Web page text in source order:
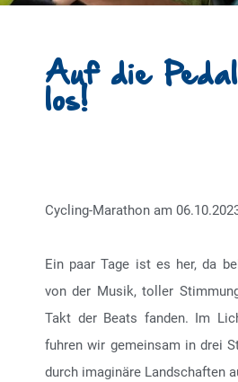
Auf die
los!
Cycling-Marathon am
Ein paar Tage ist es her, da
von der Musik, toller
Takt der Beats fanden. Im
fuhren wir gemeinsam in drei
durch imaginäre Landschaften